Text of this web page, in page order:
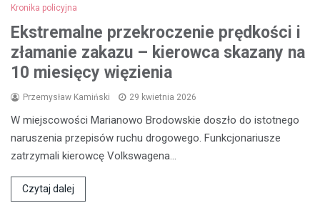
Kronika policyjna
Ekstremalne przekroczenie prędkości i
złamanie zakazu – kierowca skazany na
10 miesięcy więzienia
Przemysław Kamiński 29 kwietnia 2026
W miejscowości Marianowo Brodowskie doszło do istotnego
naruszenia przepisów ruchu drogowego. Funkcjonariusze
zatrzymali kierowcę Volkswagena…
Czytaj dalej